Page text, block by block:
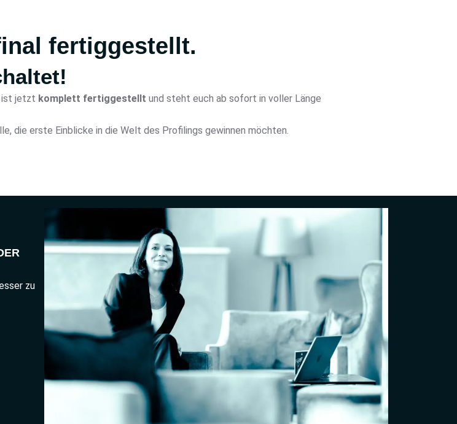
fertiggestellt.
ist jetzt komplett fertiggestellt und steht euch ab sofort in voller Länge
die erste Einblicke in die Welt des Profilings gewinnen möchten.
zu